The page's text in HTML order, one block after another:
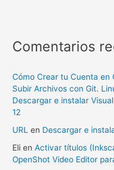
Comentarios
Cómo Crear tu Cuenta en
Subir Archivos con Git.
Descargar e instalar
12
URL en Descargar e
Eli enActivar títulos
OpenShot Video Editor